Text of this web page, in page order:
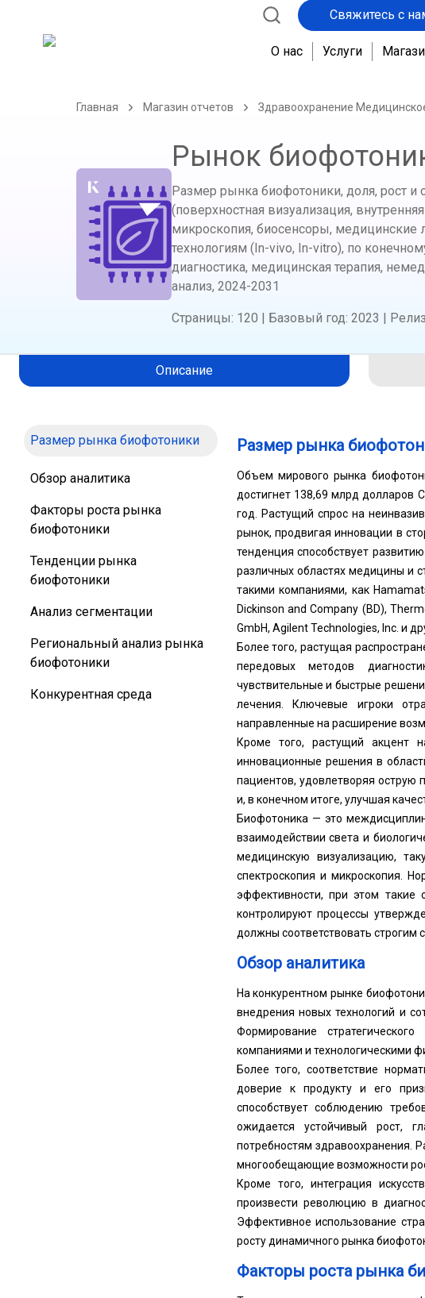
Свяжитесь с
О нас Услуги
Главная Магазин отчетов Здравоохранение
Рынок
Размер рынка биофотоники, доля, рост и
(поверхностная визуализация,
микроскопия, биосенсоры, медицинские
технологиям (In-vivo, In-vitro), по
диагностика, медицинская терапия,
анализ, 2024-2031
Страницы: 120 | Базовый год: 2023 | Релиз
Описание
Размер рынка биофотоники
Обзор аналитика
Факторы роста рынка
биофотоники
Тенденции рынка
биофотоники
Анализ сегментации
Региональный анализ рынка
биофотоники
Конкурентная среда
Размер рынка
Объем мирового рынка
достигнет 138,69 млрд долларов
год. Растущий спрос на
рынок, продвигая инновации в
тенденция способствует
различных областях медицины и
такими компаниями, как
Dickinson and Company (BD),
GmbH, Agilent Technologies, Inc. и
Более того, растущая
передовых методов
чувствительные и быстрые
лечения. Ключевые игроки
направленные на расширение
Кроме того, растущий акцент
инновационные решения в
пациентов, удовлетворяя острую
и, в конечном итоге, улучшая
Биофотоника — это
взаимодействии света и
медицинскую визуализацию,
спектроскопия и микроскопия.
эффективности, при этом такие
контролируют процессы
должны соответствовать строгим
Обзор аналитика
На конкурентном рынке
внедрения новых технологий и
Формирование
компаниями и технологическими
Более того, соответствие
доверие к продукту и его
способствует соблюдению
ожидается устойчивый рост,
потребностям здравоохранения.
многообещающие возможности
Кроме того, интеграция
произвести революцию в
Эффективное использование
росту динамичного рынка
Факторы роста рынка